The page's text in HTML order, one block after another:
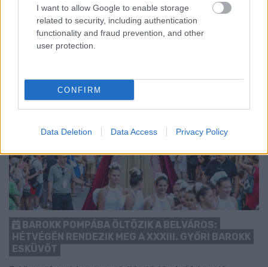
I want to allow Google to enable storage
related to security, including authentication
functionality and fraud prevention, and other
user protection.
CONFIRM
Data Deletion Data Access Privacy Policy
1 hozzászólás
BAROKK POMPÁBA ÖLTÖZIK A BELVÁROS:
HÉTVÉGÉN RENDEZIK MEG A XXXIII. GYŐRI BAROKK
ESKÜVŐT